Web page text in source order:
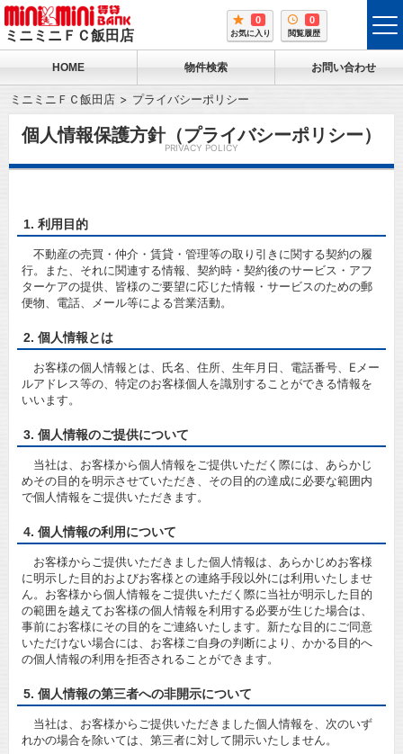
ミニミニＦＣ飯田店
0
お気に入り
0
閲覧履歴
HOME 物件検索 お問い合わせ
ミニミニＦＣ飯田店 プライバシーポリシー
個人情報保護方針（プライバシーポリシー）
PRIVACY POLICY
1. 利用目的
不動産の売買・仲介・賃貸・管理等の取り引きに関する契約の履
行。また、それに関連する情報、契約時・契約後のサービス・アフ
ターケアの提供、皆様のご要望に応じた情報・サービスのための郵
便物、電話、メール等による営業活動。
2. 個人情報とは
お客様の個人情報とは、氏名、住所、生年月日、電話番号、Eメー
ルアドレス等の、特定のお客様個人を識別することができる情報を
いいます。
3. 個人情報のご提供について
当社は、お客様から個人情報をご提供いただく際には、あらかじ
めその目的を明示させていただき、その目的の達成に必要な範囲内
で個人情報をご提供いただきます。
4. 個人情報の利用について
お客様からご提供いただきました個人情報は、あらかじめお客様
に明示した目的およびお客様との連絡手段以外には利用いたしませ
ん。お客様から個人情報をご提供いただく際に当社が明示した目的
の範囲を越えてお客様の個人情報を利用する必要が生じた場合は、
事前にお客様にその目的をご連絡いたします。新たな目的にご同意
いただけない場合には、お客様ご自身の判断により、かかる目的へ
の個人情報の利用を拒否されることができます。
5. 個人情報の第三者への非開示について
当社は、お客様からご提供いただきました個人情報を、次のいず
れかの場合を除いては、第三者に対して開示いたしません。